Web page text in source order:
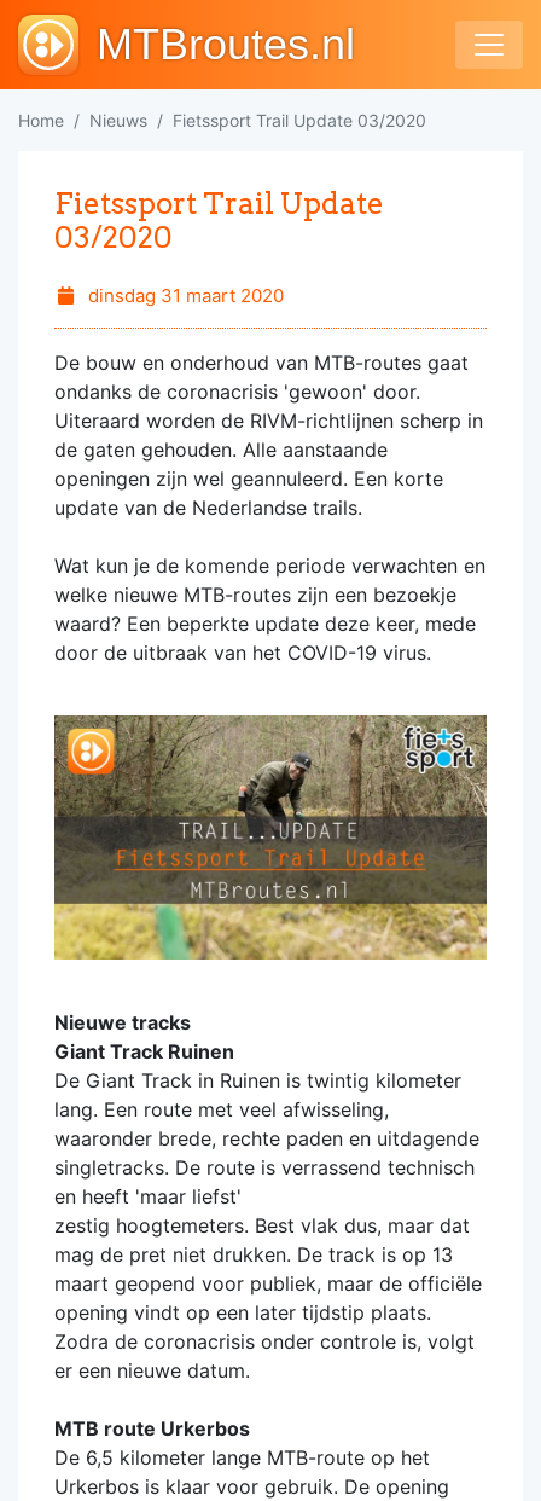
MTBroutes.nl
Home Nieuws Fietssport Trail Update 03/2020
Fietssport Trail Update
03/2020
dinsdag 31 maart 2020
De bouw en onderhoud van MTB-routes gaat
ondanks de coronacrisis 'gewoon' door.
Uiteraard worden de RIVM-richtlijnen scherp in
de gaten gehouden. Alle aanstaande
openingen zijn wel geannuleerd. Een korte
update van de Nederlandse trails.
Wat kun je de komende periode verwachten en
welke nieuwe MTB-routes zijn een bezoekje
waard? Een beperkte update deze keer, mede
door de uitbraak van het COVID-19 virus.
Nieuwe tracks
Giant Track Ruinen
De Giant Track in Ruinen is twintig kilometer
lang. Een route met veel afwisseling,
waaronder brede, rechte paden en uitdagende
singletracks. De route is verrassend technisch
en heeft 'maar liefst'
zestig hoogtemeters. Best vlak dus, maar dat
mag de pret niet drukken. De track is op 13
maart geopend voor publiek, maar de officiële
opening vindt op een later tijdstip plaats.
Zodra de coronacrisis onder controle is, volgt
er een nieuwe datum.
MTB route Urkerbos
De 6,5 kilometer lange MTB-route op het
Urkerbos is klaar voor gebruik. De opening